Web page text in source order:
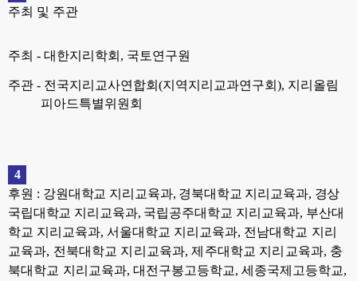
주최 및 주관
주최 - 대한지리학회 , 국토연구원
주관 - 전국지리교사연합회 (지역지리교과연구회 ), 지리올림
피아드특별위원회
4
후원 : 강원대학교 지리교육과, 경북대학교 지리교육과, 경상
국립대학교 지리교육과, 국립공주대학교 지리교육과, 부산대
학교 지리교육과, 서울대학교 지리교육과, 전남대학교 지리
교육과, 전북대학교 지리교육과,제주대학교 지리교육과, 충
북대학교 지 리교육과, 대전구봉고등학교, 세종국제고등학교,